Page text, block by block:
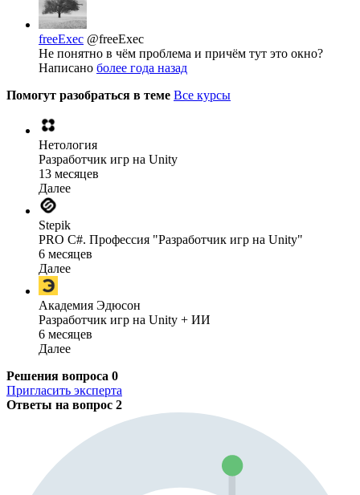
freeExec @freeExec
Не понятно в чём проблема и причём тут это окно?
Написано более года назад
Помогут разобраться в теме Все курсы
Нетология
Разработчик игр на Unity
13 месяцев
Далее
Stepik
PRO C#. Профессия "Разработчик игр на Unity"
6 месяцев
Далее
Академия Эдюсон
Разработчик игр на Unity + ИИ
6 месяцев
Далее
Решения вопроса 0
Пригласить эксперта
Ответы на вопрос 2